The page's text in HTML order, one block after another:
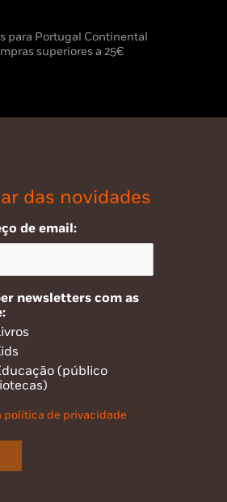
para Portugal Continental
superiores a 25€
das novidades
de email:
newsletters com as
(público
política de privacidade